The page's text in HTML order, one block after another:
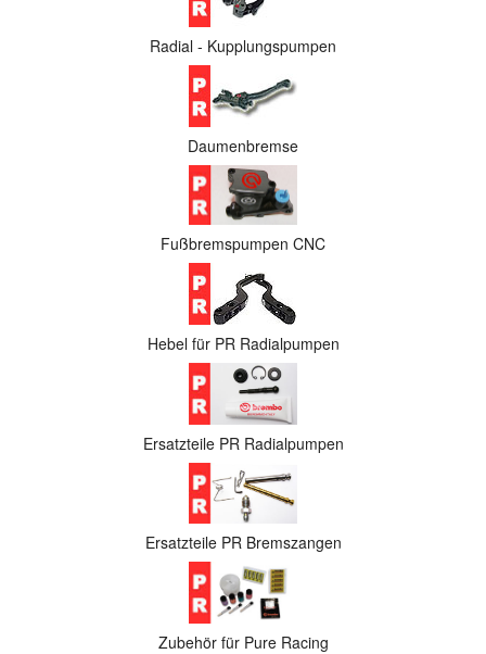
Radial - Kupplungspumpen
Daumenbremse
Fußbremspumpen CNC
Hebel für PR Radialpumpen
Ersatzteile PR Radialpumpen
Ersatzteile PR Bremszangen
Zubehör für Pure Racing